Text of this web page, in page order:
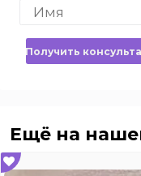
Получить
Ещё на